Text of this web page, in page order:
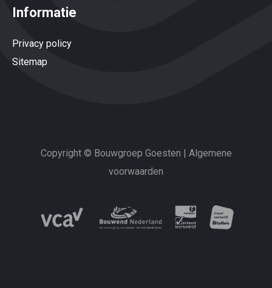
Informatie
Privacy policy
Sitemap
Copyright © Bouwgroep Goesten | Algemene
voorwaarden